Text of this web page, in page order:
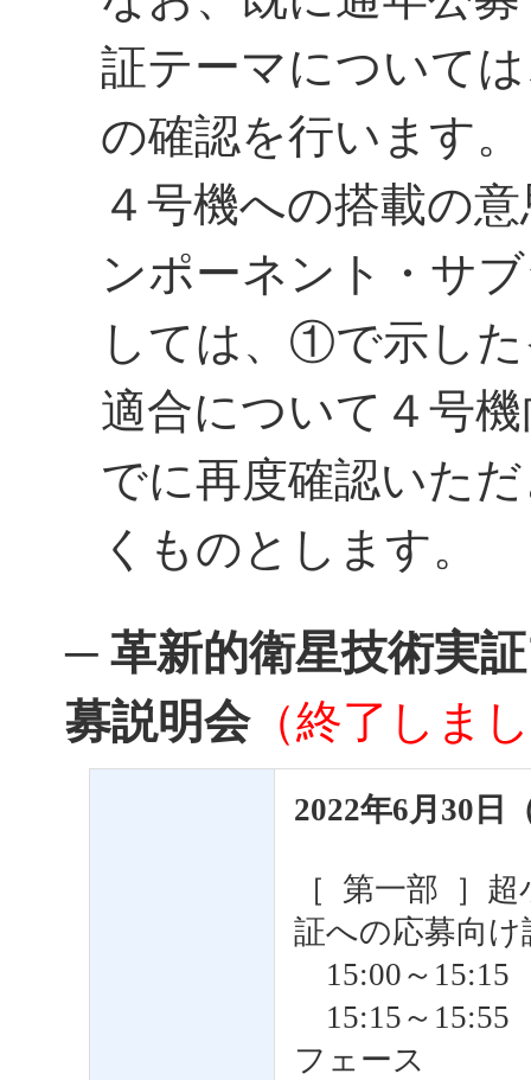
証テーマについて
の確認を行います。
４号機への搭載の
ンポーネント・サ
しては、①で示し
適合について４号
でに再度確認いた
くものとします。
─ 革新的衛星技術実
募説明会（終了しま
2022年6月30日
［ 第一部 ］
証への応募向け
15:00～15:15
15:15～15:55
フェース